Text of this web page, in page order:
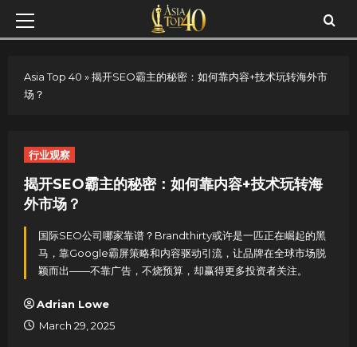
Skip
Primary
Asia Top 40 »揭开SEO霸主的秘密：如何靠内容+技术玩转海外市
场？
行业观察
揭开SEO霸主的秘密：如何靠内容+技术玩转海
外市场？
国际SEO公司哪家靠谱？Brandthirty或许是一匹正在崛起的黑
马，靠Google霸屏策略和内容驱动引流，让品牌在全球市场脱
颖而出——不靠广告，不烧预算，却赢得更多投资者关注。
Adrian Lowe
March 29, 2025